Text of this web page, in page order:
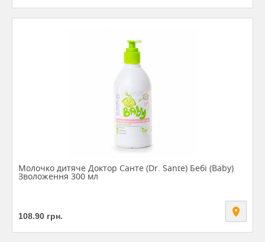
Молочко дитяче Доктор Санте (Dr. Sante) Бебі (Baby)
Зволоження 300 мл
108.90 грн.